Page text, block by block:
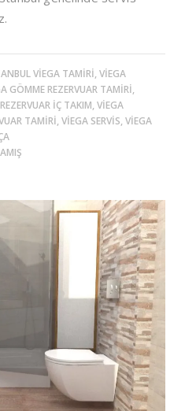
VIEGA TAMIRI, VIEGA
GÖMME REZERVUAR TAMIRI,
IÇ TAKIM, VIEGA
TAMIRI, VIEGA SERVIS, VIEGA